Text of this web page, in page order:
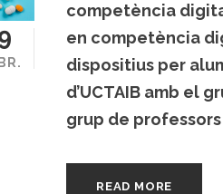
competència
en competència
dispositius per
d’UCTAIB amb el
grup de professors
READ MORE